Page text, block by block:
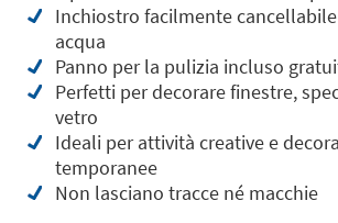
Inchiostro facilmente
acqua
Panno per la pulizia incluso
Perfetti per decorare finestre,
vetro
Ideali per attività creative e
temporanee
Non lasciano tracce né macchie